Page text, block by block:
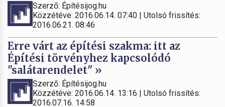
Szerző: Építésijog.hu
Közzétéve: 2016.06.14. 07:40 | Utolsó frissítés:
2016.06.21. 08:46
Erre várt az építési szakma: itt az
Építési törvényhez kapcsolódó
"salátarendelet" »
Szerző: Építésijog.hu
Közzétéve: 2016.06.14. 13:16 | Utolsó frissítés:
2016.07.16. 14:58